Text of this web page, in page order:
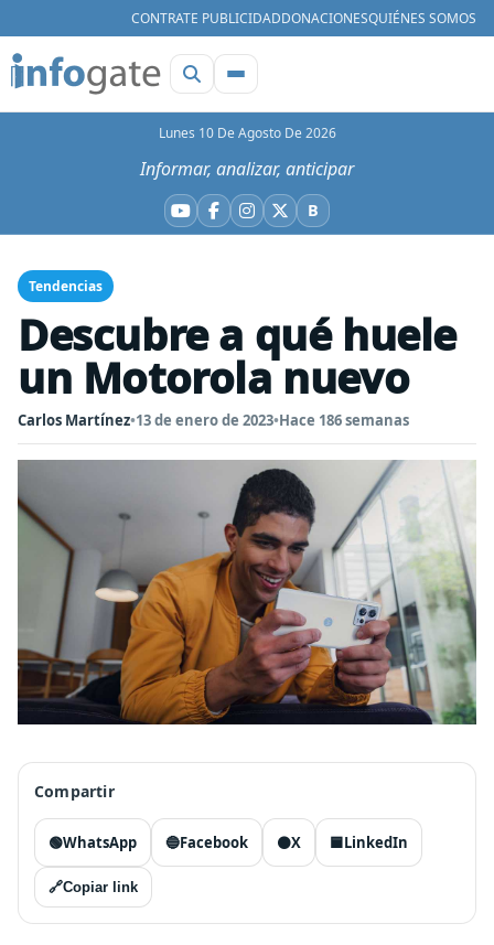
CONTRATE PUBLICIDADDONACIONESQUIÉNES SOMOS
Lunes 10 De Agosto De 2026
Informar, analizar, anticipar
YouTube
Facebook
Instagram
X BBluesky
Tendencias
Descubre a qué huele
un Motorola nuevo
Carlos Martínez•13 de enero de 2023•Hace 186 semanas
Compartir
🟢WhatsApp 🔵Facebook ⚫X 🟦LinkedIn
🔗Copiar link